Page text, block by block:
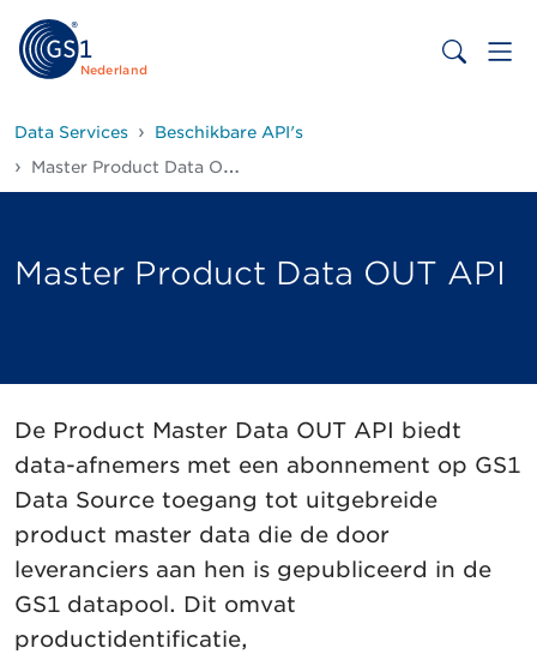
Nederland
Data Services
Beschikbare API's
Master Product Data OUT API
Master Product Data OUT API
De Product Master Data OUT API biedt
data-afnemers met een abonnement op GS1
Data Source toegang tot uitgebreide
product master data die de door
leveranciers aan hen is gepubliceerd in de
GS1 datapool. Dit omvat
productidentificatie,